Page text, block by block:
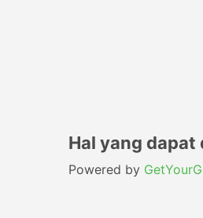
Hal yang
Powered by